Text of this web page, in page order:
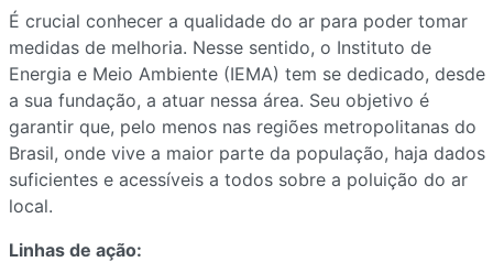
É crucial conhecer a qualidade do ar para poder tomar
medidas de melhoria. Nesse sentido, o Instituto de
Energia e Meio Ambiente (IEMA) tem se dedicado, desde
a sua fundação, a atuar nessa área. Seu objetivo é
garantir que, pelo menos nas regiões metropolitanas do
Brasil, onde vive a maior parte da população, haja dados
suficientes e acessíveis a todos sobre a poluição do ar
local.
Linhas de ação: